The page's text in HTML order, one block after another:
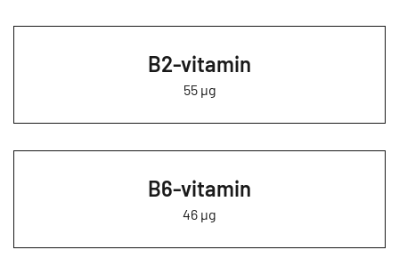
B2-vitamin
55 µg
B6-vitamin
46 µg